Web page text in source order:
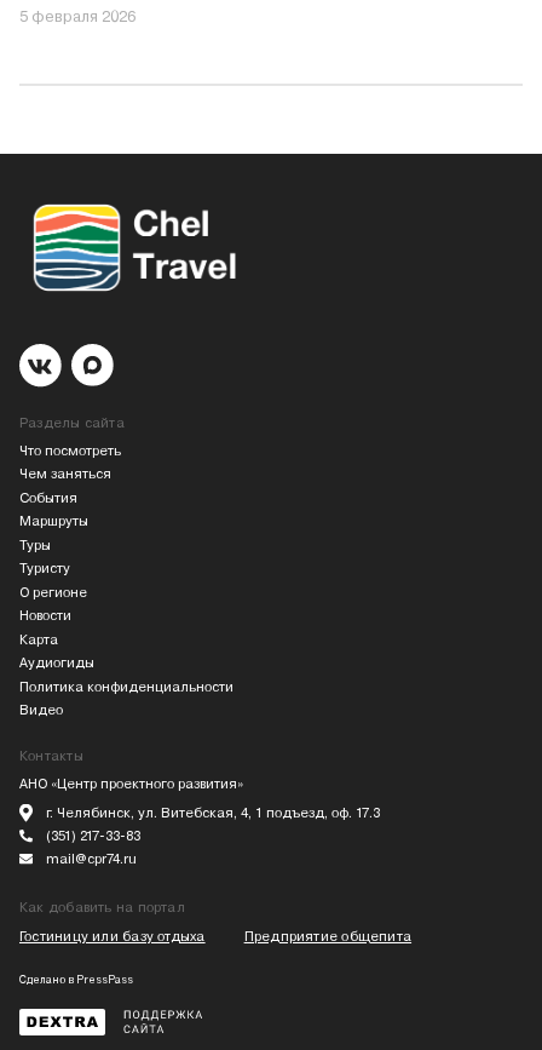
5 февраля 2026
Разделы сайта
Что посмотреть
Чем заняться
События
Маршруты
Туры
Туристу
О регионе
Новости
Карта
Аудиогиды
Политика конфиденциальности
Видео
Контакты
АНО «Центр проектного развития»
г. Челябинск, ул. Витебская, 4, 1 подъезд, оф. 17.3
(351) 217-33-83
mail@cpr74.ru
Как добавить на портал
Гостиницу или базу отдыха
Предприятие общепита
Сделано в PressPass